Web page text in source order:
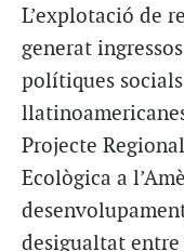
L’explotació de
generat
polítiques
Projecte
Ecològica a
desigualtat entre